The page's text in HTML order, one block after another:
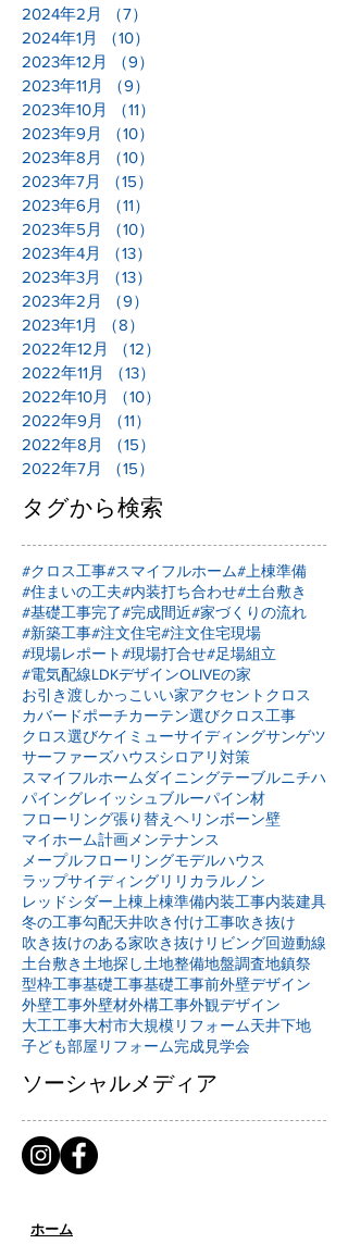
2024年2月
（7）
2024年1月
（10）
2023年12月
（9）
2023年11月
（9）
2023年10月
（11）
2023年9月
（10）
2023年8月
（10）
2023年7月
（15）
2023年6月
（11）
2023年5月
（10）
2023年4月
（13）
2023年3月
（13）
2023年2月
（9）
2023年1月
（8）
2022年12月
（12）
2022年11月
（13）
2022年10月
（10）
2022年9月
（11）
2022年8月
（15）
2022年7月
（15）
タグから検索
#クロス工事#スマイフルホーム#上棟準備
#住まいの工夫#内装打ち合わせ#土台敷き
#基礎工事完了#完成間近#家づくりの流れ
#新築工事#注文住宅#注文住宅現場
#現場レポート#現場打合せ#足場組立
#電気配線LDKデザインOLIVEの家
お引き渡しかっこいい家アクセントクロス
カバードポーチカーテン選びクロス工事
クロス選びケイミューサイディングサンゲツ
サーファーズハウスシロアリ対策
スマイフルホームダイニングテーブルニチハ
パイングレイッシュブルーパイン材
フローリング張り替え ヘリンボーン壁
マイホーム計画 メンテナンス
メープルフローリングモデルハウス
ラップサイディングリリカラ ルノン
レッドシダー 上棟 上棟準備内装工事内装建具
冬の工事勾配天井吹き付け工事吹き抜け
吹き抜けのある家吹き抜けリビング回遊動線
土台敷き 土地探し土地整備地盤調査地鎮祭
型枠工事基礎工事基礎工事前外壁デザイン
外壁工事外壁材外構工事外観デザイン
大工工事大村市大規模リフォーム天井下地
子ども部屋リフォーム完成見学会
ソーシャルメディア
ホーム